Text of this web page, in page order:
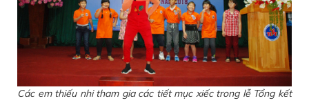
Các em thiếu nhi tham gia các tiết mục xiếc trong lễ Tổng kết